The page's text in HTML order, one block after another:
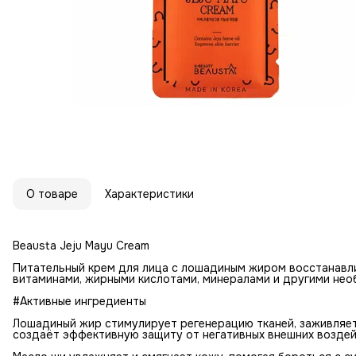
О товаре Характеристики
Beausta Jeju Mayu Cream
Питательный крем для лица с лошадиным жиром
витаминами, жирными кислотами, минералами и другими
#Активные ингредиенты
Лошадиный жир стимулирует регенерацию тканей,
создаёт эффективную защиту от негативных внешних